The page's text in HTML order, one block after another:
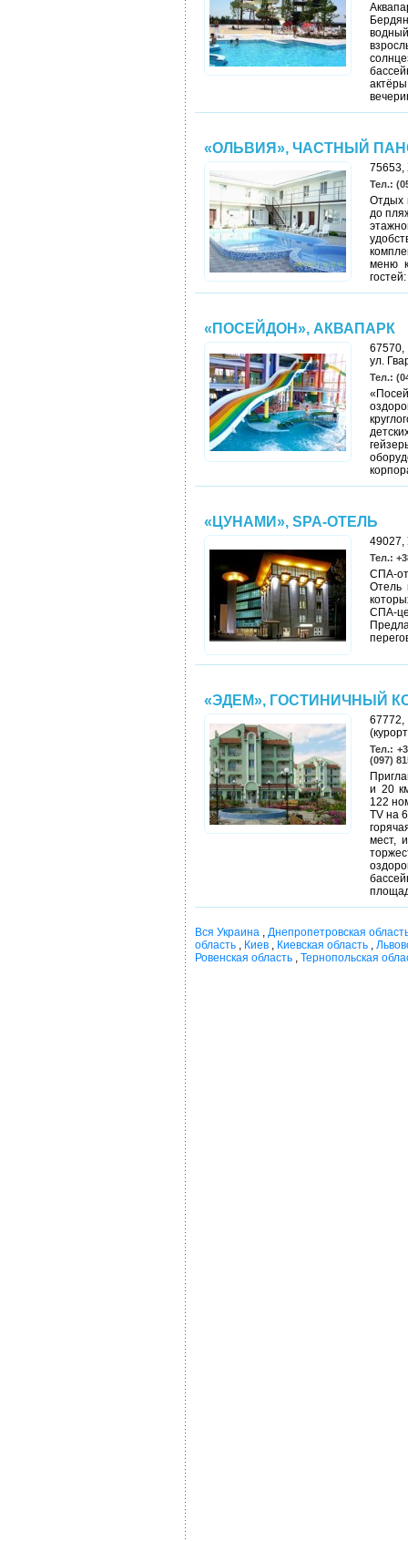
«ОЛЬВИЯ», ЧАСТНЫЙ
75653,
Тел.:
Отдых
до
меню
«ПОСЕЙДОН», АКВАПАРК
67570,
ул.
Тел.:
«ЦУНАМИ», SPA-ОТЕЛЬ
49027,
Тел.:
СПА-
Отель
СПА-
«ЭДЕМ», ГОСТИНИЧНЫЙ
67772,
Тел.:
(097)
и 20
122
TV на
мест,
Вся Украина , Днепропетровская
область , Киев , Киевская область ,
Ровенская область , Тернопольская